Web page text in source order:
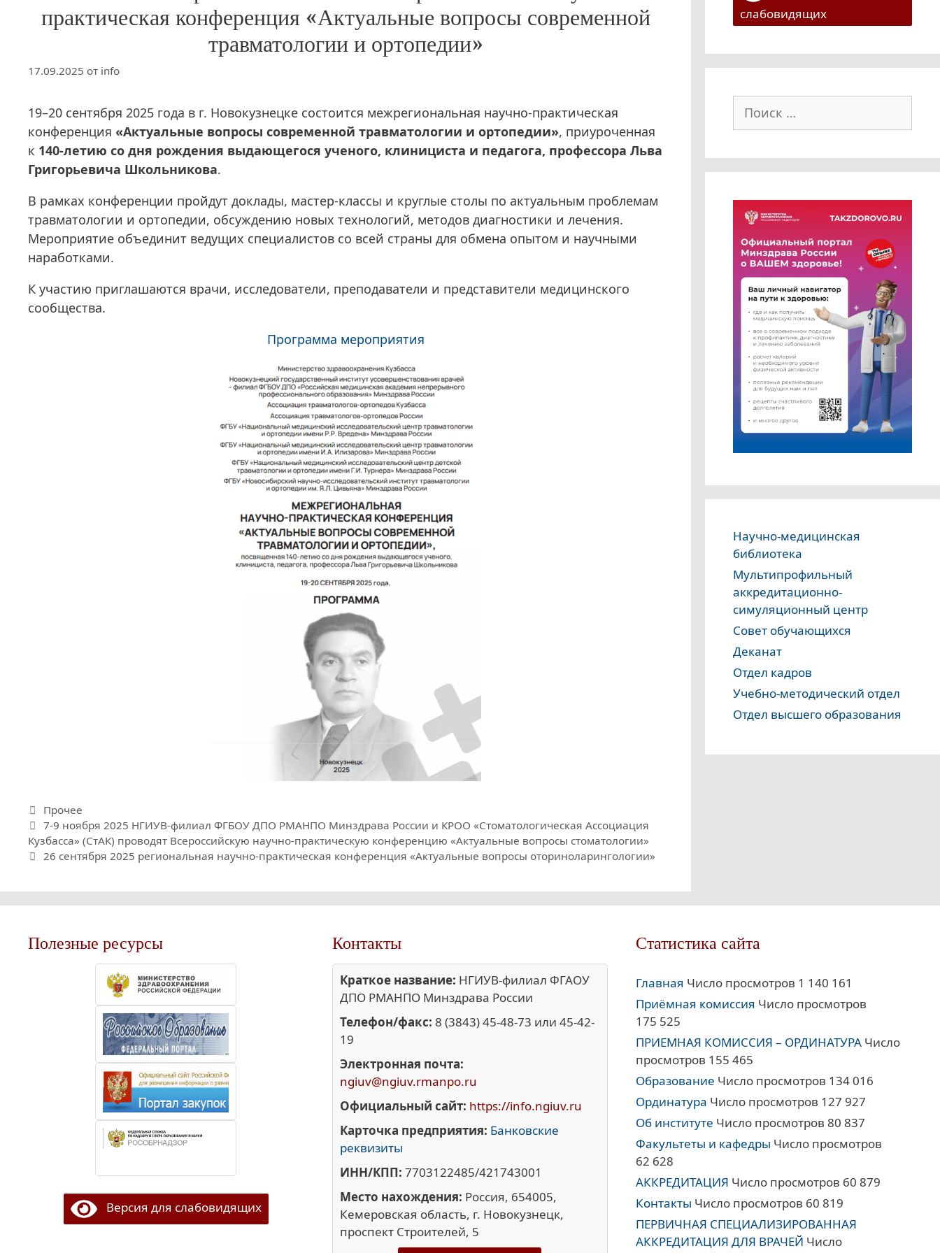
практическая конференция «Актуальные вопросы современной
травматологии и ортопедии»
17.09.2025 от info
19–20 сентября 2025 года в г. Новокузнецке состоится межрегиональная научно-практическая
конференция «Актуальные вопросы современной травматологии и ортопедии», приуроченная
к 140-летию со дня рождения выдающегося ученого, клинициста и педагога, профессора Льва
Григорьевича Школьникова.
В рамках конференции пройдут доклады, мастер-классы и круглые столы по актуальным проблемам
травматологии и ортопедии, обсуждению новых технологий, методов диагностики и лечения.
Мероприятие объединит ведущих специалистов со всей страны для обмена опытом и научными
наработками.
К участию приглашаются врачи, исследователи, преподаватели и представители медицинского
сообщества.
Программа мероприятия
Рубрики
Прочее
7-9 ноября 2025 НГИУВ-филиал ФГБОУ ДПО РМАНПО Минздрава России и КРОО «Стоматологическая Ассоциация
Кузбасса» (СтАК) проводят Всероссийскую научно-практическую конференцию «Актуальные вопросы стоматологии»
26 сентября 2025 региональная научно-практическая конференция «Актуальные вопросы оториноларингологии»
слабовидящих
Научно-медицинская
библиотека
Мультипрофильный
аккредитационно-
симуляционный центр
Совет обучающихся
Деканат
Отдел кадров
Учебно-методический отдел
Отдел высшего образования
Полезные ресурсы
Версия для слабовидящих
Контакты
Краткое название: НГИУВ-филиал ФГАОУ
ДПО РМАНПО Минздрава России
Телефон/факс: 8 (3843) 45-48-73 или 45-42-
19
Электронная почта:
ngiuv@ngiuv.rmanpo.ru
Официальный сайт: https://info.ngiuv.ru
Карточка предприятия: Банковские
реквизиты
ИНН/КПП: 7703122485/421743001
Место нахождения: Россия, 654005,
Кемеровская область, г. Новокузнецк,
проспект Строителей, 5
Статистика сайта
Главная Число просмотров 1 140 161
Приёмная комиссия Число просмотров
175 525
ПРИЕМНАЯ КОМИССИЯ – ОРДИНАТУРА Число
просмотров 155 465
Образование Число просмотров 134 016
Ординатура Число просмотров 127 927
Об институте Число просмотров 80 837
Факультеты и кафедры Число просмотров
62 628
АККРЕДИТАЦИЯ Число просмотров 60 879
Контакты Число просмотров 60 819
ПЕРВИЧНАЯ СПЕЦИАЛИЗИРОВАННАЯ
АККРЕДИТАЦИЯ ДЛЯ ВРАЧЕЙ Число